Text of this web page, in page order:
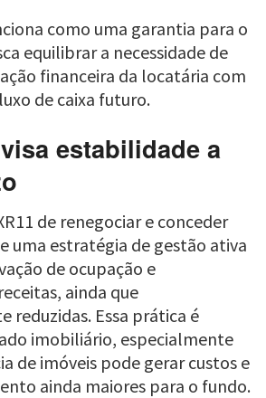
como uma garantia para o
equilibrar a necessidade de
financeira da locatária com
de caixa futuro.
estabilidade a
de renegociar e conceder
uma estratégia de gestão ativa
de ocupação e
ainda que
reduzidas. Essa prática é
imobiliário, especialmente
de imóveis pode gerar custos e
ainda maiores para o fundo.